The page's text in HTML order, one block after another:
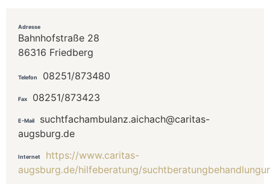
Adresse
Bahnhofstraße 28
86316 Friedberg
Telefon 08251/873480
Fax 08251/873423
E-Mail
suchtfachambulanz.aichach@caritas-
augsburg.de
Internet
https://www.caritas-
augsburg.de/hilfeberatung/